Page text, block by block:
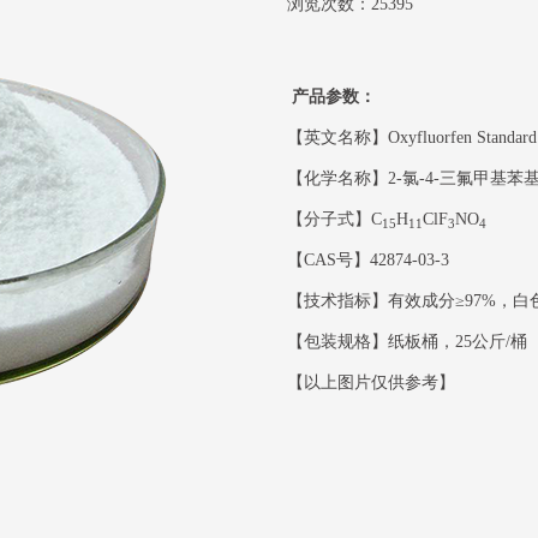
浏览次数：25395
产品参数：
【英文名称】Oxyfluorfen Standard
【化学名称】2-氯-4-三氟甲基苯
【分子式】C15H11 ClF3NO4
【CAS号】42874-03-3
【技术指标】有效成分≥97%，白
【包装规格】纸板桶，25公斤/桶
【以上图片仅供参考】